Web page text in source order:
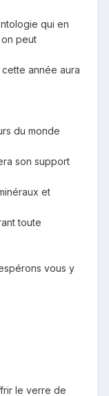
qui en
peut
année aura
du monde
son support
et
toute
vous y
le verre de